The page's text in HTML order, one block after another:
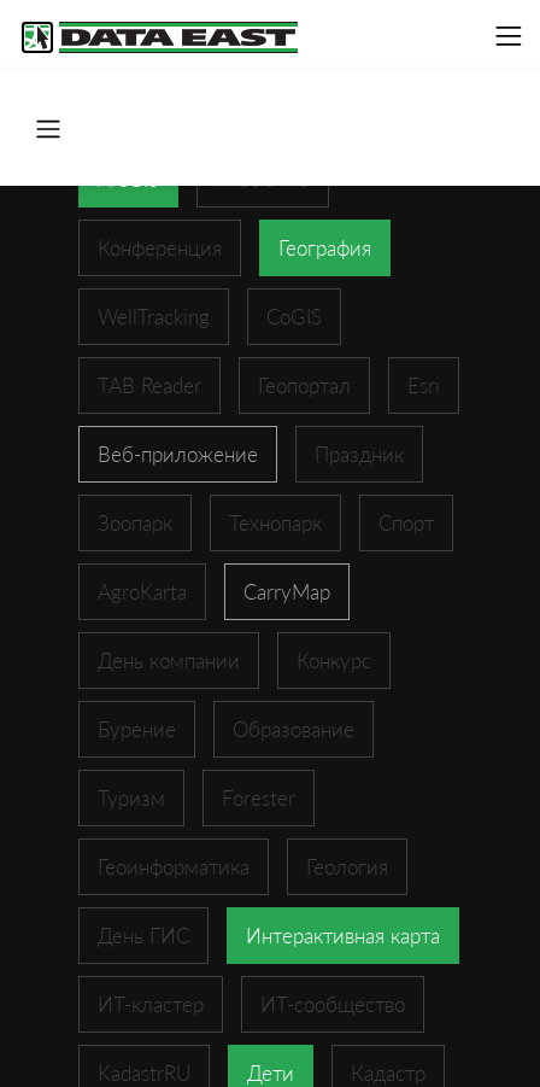
Конференция География
WellTracking CoGIS
TAB Reader Геопортал Esri
Веб-приложение Праздник
Зоопарк Технопарк Спорт
AgroKarta CarryMap
День компании Конкурс
Бурение Образование
Туризм Forester
Геоинформатика Геология
День ГИС Интерактивная карта
ИТ-кластер ИТ-сообщество
KadastrRU Дети Кадастр